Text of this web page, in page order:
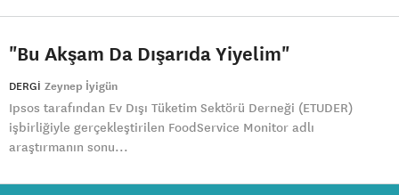
"Bu Akşam Da Dışarıda Yiyelim"
DERGI Zeynep İyigün
Ipsos tarafından Ev Dışı Tüketim Sektörü Derneği (ETUDER)
işbirliğiyle gerçekleştirilen FoodService Monitor adlı
araştırmanın sonu...